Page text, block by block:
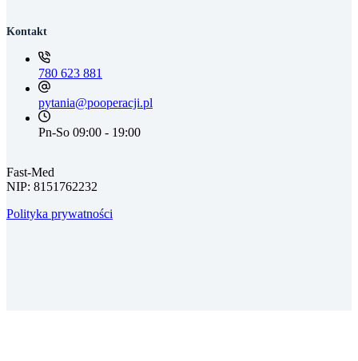
Kontakt
780 623 881
pytania@pooperacji.pl
Pn-So 09:00 - 19:00
Fast-Med
NIP: 8151762232
Polityka prywatności